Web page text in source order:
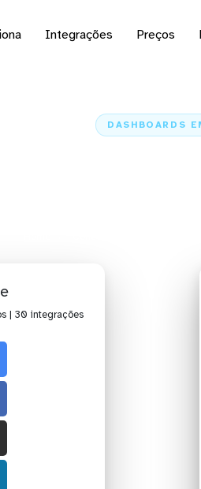
Integrações Preços
DASHBOARDS
| 30 integrações